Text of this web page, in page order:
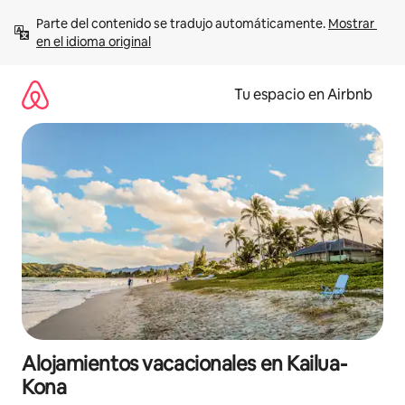
contenido
Parte del contenido se tradujo automáticamente. Mostrar
en el idioma original
Tu espacio en Airbnb
Alojamientos vacacionales en Kailua-
Kona